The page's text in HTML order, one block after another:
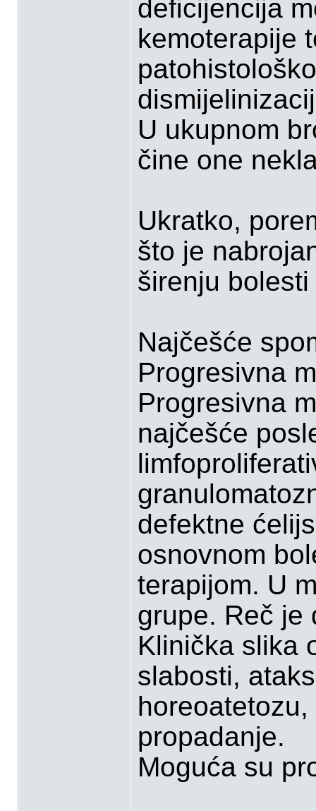
deﬁcijencija
kemoterapije
U ukupnom
čine one
Ukratko,
što je
širenju
Najčešće
Progresivna
Progresivna
najčešće
defektne
osnovnom
terapijom. U
grupe. Reč je
Klinička slika
slabosti,
propadanje.
Moguća su